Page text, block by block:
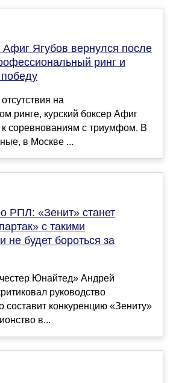
Афиг Ягубов вернулся после
ринг и
на
ринге, курский боксер Афиг
к соревнованиям с триумфом. В
в Москве ...
РПЛ: «Зенит» станет
с такими
не будет бороться за
Юнайтед» Андрей
руководство
составит конкуренцию «Зениту»
в...